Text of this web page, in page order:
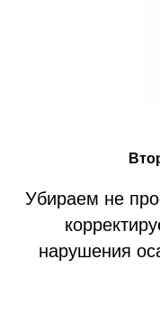
Убираем не
нарушения